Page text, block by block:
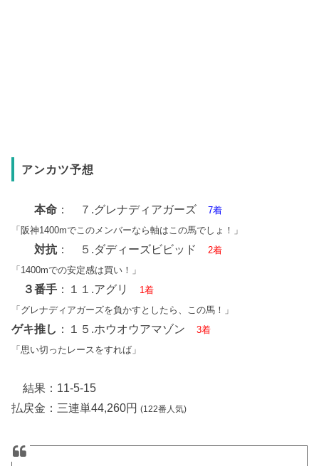
アンカツ予想
本命 ： ７.グレナディアガーズ7着
「阪神1400mでこのメンバーなら軸はこの馬でしょ！」
対抗： ５.ダディーズビビッド 2着
「1400mでの安定感は買い！」
３番手 ：１１.アグリ
1着
「グレナディアガーズを負かすとしたら、この馬！」
ゲキ推し ：１５.ホウオウアマゾン3着
「思い切ったレースをすれば」
結果：11-5-15
払戻金：三連単44,260円(122番人気)